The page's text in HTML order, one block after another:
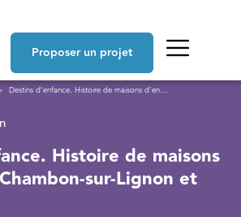
Proposer un projet
Destins d’enfance. Histoire de maisons d’enfants au Chambon-sur-Lignon et ailleurs
Histoire de maisons
sur-Lignon et